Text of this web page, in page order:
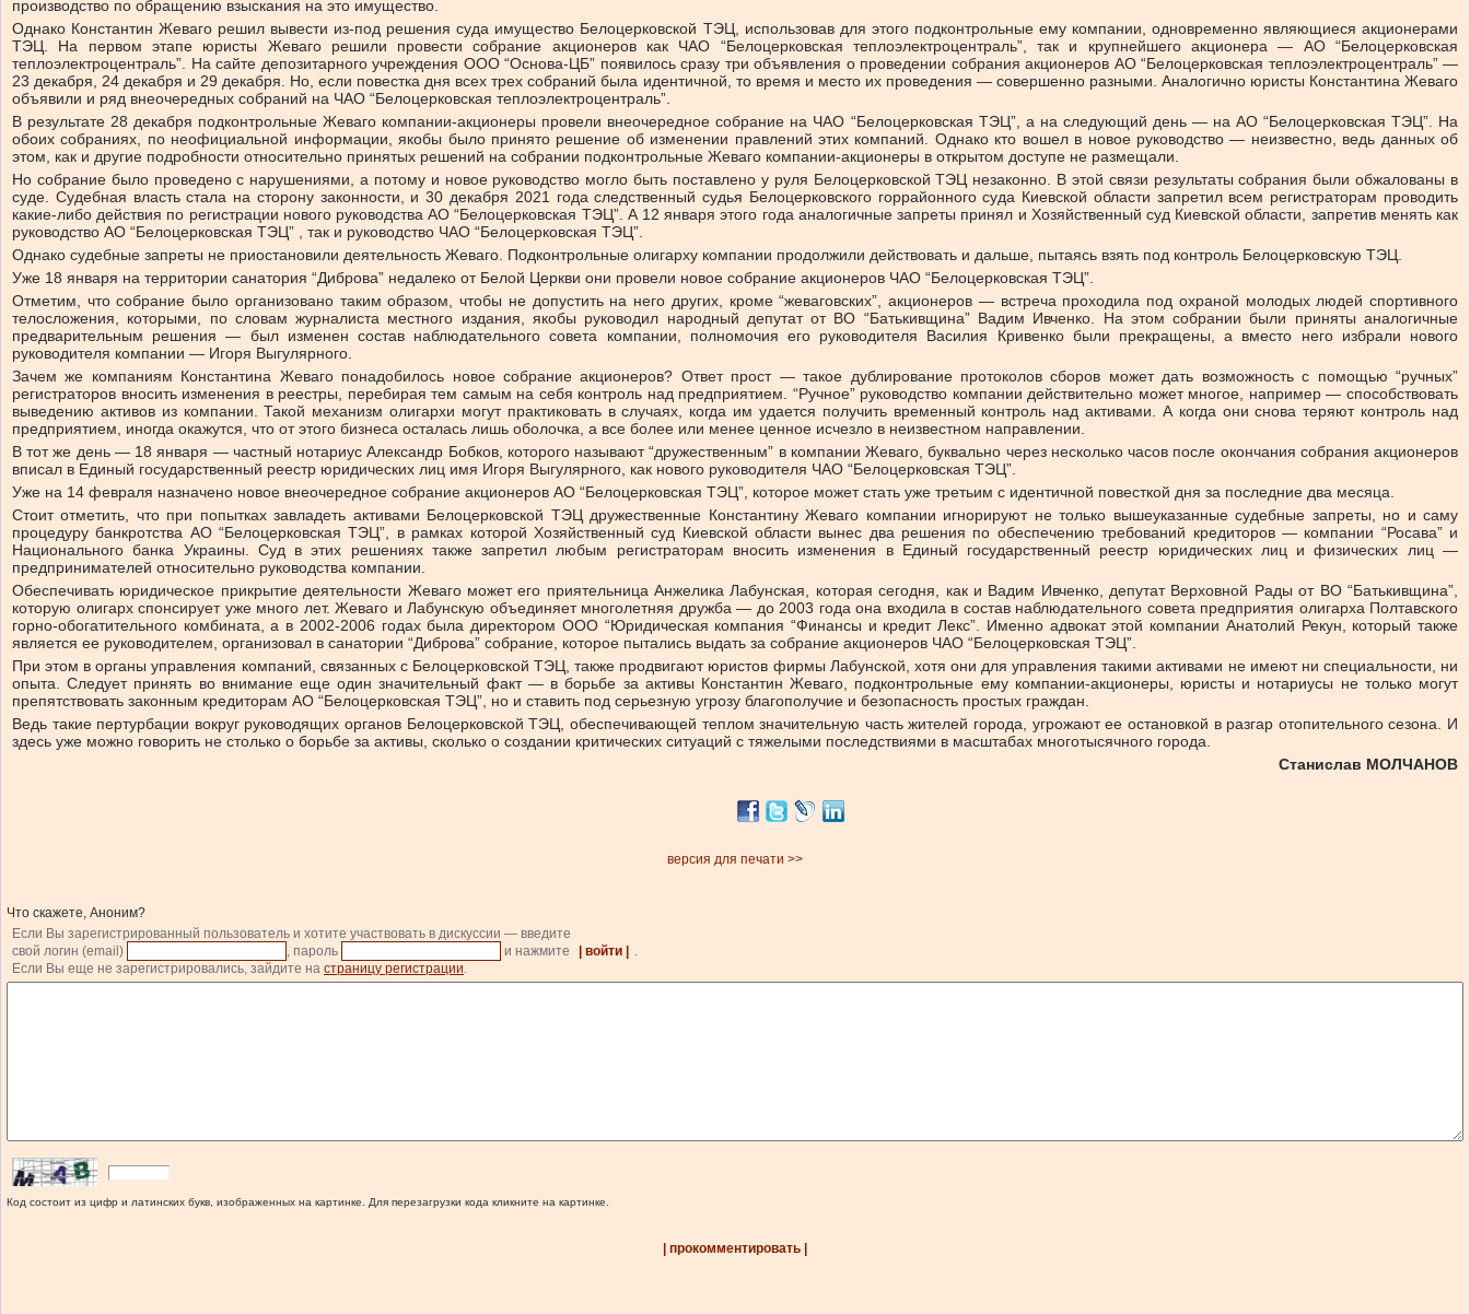
производство по обращению взыскания на это имущество.
Однако Константин Жеваго решил вывести из-под решения суда имущество Белоцерковской ТЭЦ, использовав для этого подконтрольные ему компании, одновременно являющиеся акционерами
ТЭЦ. На первом этапе юристы Жеваго решили провести собрание акционеров как ЧАО “Белоцерковская теплоэлектроцентраль”, так и крупнейшего акционера — АО “Белоцерковская
теплоэлектроцентраль”. На сайте депозитарного учреждения ООО “Основа-ЦБ” появилось сразу три объявления о проведении собрания акционеров АО “Белоцерковская теплоэлектроцентраль” —
23 декабря, 24 декабря и 29 декабря. Но, если повестка дня всех трех собраний была идентичной, то время и место их проведения — совершенно разными. Аналогично юристы Константина Жеваго
объявили и ряд внеочередных собраний на ЧАО “Белоцерковская теплоэлектроцентраль”.
В результате 28 декабря подконтрольные Жеваго компании-акционеры провели внеочередное собрание на ЧАО “Белоцерковская ТЭЦ”, а на следующий день — на АО “Белоцерковская ТЭЦ”. На
обоих собраниях, по неофициальной информации, якобы было принято решение об изменении правлений этих компаний. Однако кто вошел в новое руководство — неизвестно, ведь данных об
этом, как и другие подробности относительно принятых решений на собрании подконтрольные Жеваго компании-акционеры в открытом доступе не размещали.
Но собрание было проведено с нарушениями, а потому и новое руководство могло быть поставлено у руля Белоцерковской ТЭЦ незаконно. В этой связи результаты собрания были обжалованы в
суде. Судебная власть стала на сторону законности, и 30 декабря 2021 года следственный судья Белоцерковского горрайонного суда Киевской области запретил всем регистраторам проводить
какие-либо действия по регистрации нового руководства АО “Белоцерковская ТЭЦ”. А 12 января этого года аналогичные запреты принял и Хозяйственный суд Киевской области, запретив менять как
руководство АО “Белоцерковская ТЭЦ” , так и руководство ЧАО “Белоцерковская ТЭЦ”.
Однако судебные запреты не приостановили деятельность Жеваго. Подконтрольные олигарху компании продолжили действовать и дальше, пытаясь взять под контроль Белоцерковскую ТЭЦ.
Уже 18 января на территории санатория “Диброва” недалеко от Белой Церкви они провели новое собрание акционеров ЧАО “Белоцерковская ТЭЦ”.
Отметим, что собрание было организовано таким образом, чтобы не допустить на него других, кроме “жеваговских”, акционеров — встреча проходила под охраной молодых людей спортивного
телосложения, которыми, по словам журналиста местного издания, якобы руководил народный депутат от ВО “Батькивщина” Вадим Ивченко. На этом собрании были приняты аналогичные
предварительным решения — был изменен состав наблюдательного совета компании, полномочия его руководителя Василия Кривенко были прекращены, а вместо него избрали нового
руководителя компании — Игоря Выгулярного.
Зачем же компаниям Константина Жеваго понадобилось новое собрание акционеров? Ответ прост — такое дублирование протоколов сборов может дать возможность с помощью “ручных”
регистраторов вносить изменения в реестры, перебирая тем самым на себя контроль над предприятием. “Ручное” руководство компании действительно может многое, например — способствовать
выведению активов из компании. Такой механизм олигархи могут практиковать в случаях, когда им удается получить временный контроль над активами. А когда они снова теряют контроль над
предприятием, иногда окажутся, что от этого бизнеса осталась лишь оболочка, а все более или менее ценное исчезло в неизвестном направлении.
В тот же день — 18 января — частный нотариус Александр Бобков, которого называют “дружественным” в компании Жеваго, буквально через несколько часов после окончания собрания акционеров
вписал в Единый государственный реестр юридических лиц имя Игоря Выгулярного, как нового руководителя ЧАО “Белоцерковская ТЭЦ”.
Уже на 14 февраля назначено новое внеочередное собрание акционеров АО “Белоцерковская ТЭЦ”, которое может стать уже третьим с идентичной повесткой дня за последние два месяца.
Стоит отметить, что при попытках завладеть активами Белоцерковской ТЭЦ дружественные Константину Жеваго компании игнорируют не только вышеуказанные судебные запреты, но и саму
процедуру банкротства АО “Белоцерковская ТЭЦ”, в рамках которой Хозяйственный суд Киевской области вынес два решения по обеспечению требований кредиторов — компании “Росава” и
Национального банка Украины. Суд в этих решениях также запретил любым регистраторам вносить изменения в Единый государственный реестр юридических лиц и физических лиц —
предпринимателей относительно руководства компании.
Обеспечивать юридическое прикрытие деятельности Жеваго может его приятельница Анжелика Лабунская, которая сегодня, как и Вадим Ивченко, депутат Верховной Рады от ВО “Батькивщина”,
которую олигарх спонсирует уже много лет. Жеваго и Лабунскую объединяет многолетняя дружба — до 2003 года она входила в состав наблюдательного совета предприятия олигарха Полтавского
горно-обогатительного комбината, а в 2002-2006 годах была директором ООО “Юридическая компания “Финансы и кредит Лекс”. Именно адвокат этой компании Анатолий Рекун, который также
является ее руководителем, организовал в санатории “Диброва” собрание, которое пытались выдать за собрание акционеров ЧАО “Белоцерковская ТЭЦ”.
При этом в органы управления компаний, связанных с Белоцерковской ТЭЦ, также продвигают юристов фирмы Лабунской, хотя они для управления такими активами не имеют ни специальности, ни
опыта. Следует принять во внимание еще один значительный факт — в борьбе за активы Константин Жеваго, подконтрольные ему компании-акционеры, юристы и нотариусы не только могут
препятствовать законным кредиторам АО “Белоцерковская ТЭЦ”, но и ставить под серьезную угрозу благополучие и безопасность простых граждан.
Ведь такие пертурбации вокруг руководящих органов Белоцерковской ТЭЦ, обеспечивающей теплом значительную часть жителей города, угрожают ее остановкой в разгар отопительного сезона. И
здесь уже можно говорить не столько о борьбе за активы, сколько о создании критических ситуаций с тяжелыми последствиями в масштабах многотысячного города.
Станислав МОЛЧАНОВ
версия для печати >>
Что скажете, Аноним?
Если Вы зарегистрированный пользователь и хотите участвовать в дискуссии — введите
свой логин (email)
, пароль и нажмите | войти |
.
Если Вы еще не зарегистрировались, зайдите на страницу регистрации.
Код состоит из цифр и латинских букв, изображенных на картинке. Для перезагрузки кода кликните на картинке.
| прокомментировать |